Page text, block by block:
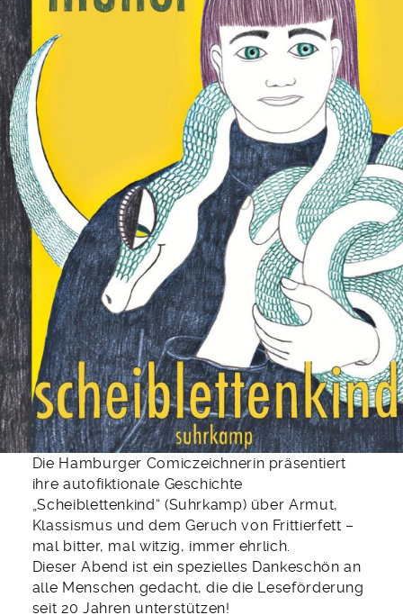
Die Hamburger Comiczeichnerin präsentiert
ihre autofiktionale Geschichte
„Scheiblettenkind“ (Suhrkamp) über Armut,
Klassismus und dem Geruch von Frittierfett –
mal bitter, mal witzig, immer ehrlich.
Dieser Abend ist ein spezielles Dankeschön an
alle Menschen gedacht, die die Leseförderung
seit 20 Jahren unterstützen!